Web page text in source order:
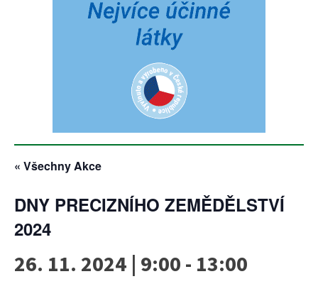
« Všechny Akce
DNY PRECIZNÍHO ZEMĚDĚLSTVÍ
2024
26. 11. 2024 | 9:00 - 13:00